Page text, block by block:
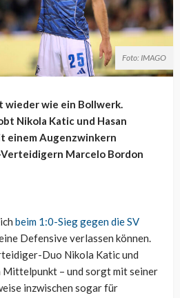
Foto: IMAGO
wieder wie ein Bollwerk.
Nikola Katic und Hasan
einem Augenzwinkern
Marcelo Bordon
beim 1:0-Sieg gegen die SV
Defensive verlassen können.
Duo Nikola Katic und
Mittelpunkt – und sorgt mit seiner
inzwischen sogar für